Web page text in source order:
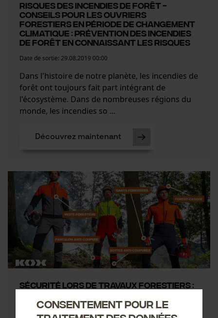
Risques des incendies de forêt -
conseils pour les ouvriers
forestiers en période de changement
climatique : Prévention des incendies
de forêt en connaissant les risques
Date de sortie: 29.08.2019 00:00
Dans l'histoire de notre planète, les incendies de
forêt ont toujours fait part intégrant de
l'écosystème. Dans de nombreuses régions du
monde, les incendies so ...
Découvrez maintenant
Sécurité lors de travaux forestiers :
en forêt
Consentement pour le